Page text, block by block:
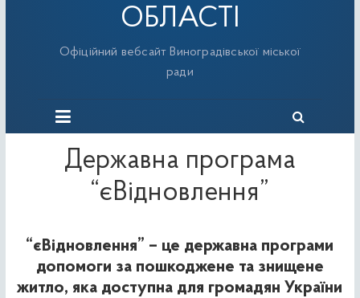
ОБЛАСТІ
Офіційний вебсайт Виноградівської міської
ради
Державна програма
“єВідновлення”
“єВідновлення” – це державна програми
допомоги за пошкоджене та знищене
житло, яка доступна для громадян України